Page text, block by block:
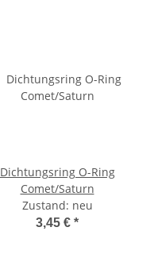
Dichtungsring O-Ring
Comet/Saturn
Zustand: neu
3,45 € *